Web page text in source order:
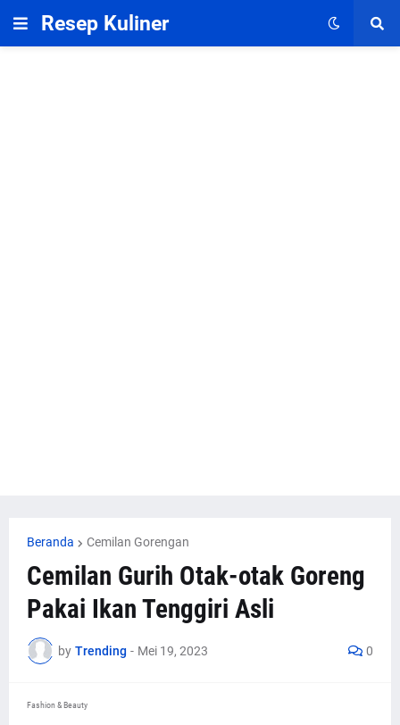
Resep Kuliner
Beranda Cemilan Gorengan
Cemilan Gurih Otak-otak Goreng
Pakai Ikan Tenggiri Asli
by Trending - Mei 19, 2023 0
Fashion & Beauty